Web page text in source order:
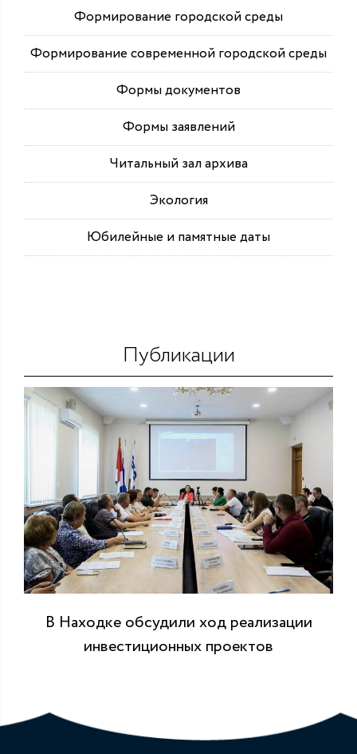
Формирование городской среды
Формирование современной городской среды
Формы документов
Формы заявлений
Читальный зал архива
Экология
Юбилейные и памятные даты
Публикации
В Находке обсудили ход реализации
инвестиционных проектов